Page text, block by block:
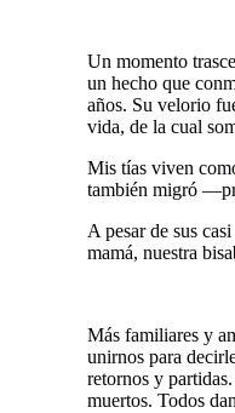
Un momento
un hecho que
años. Su velorio
vida, de la cual
Mis tías viven
también migró
A pesar de sus
mamá, nuestra
Más familiares y
unirnos para
retornos y
muertos. Todos